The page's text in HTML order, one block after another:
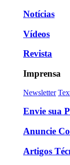
Notícias
Vídeos
Revista
Imprensa
Newsletter
Envie sua
Anuncie
Artigos